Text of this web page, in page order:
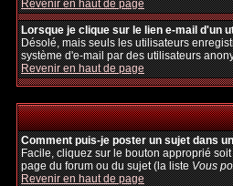
Revenir en haut de page
Lorsque je clique sur le lien e-mail d'un
Désolé, mais seuls les utilisateurs
système d'e-mail par des utilisateurs
Revenir en haut de page
Comment puis-je poster un sujet dans
Facile, cliquez sur le bouton approprié
page du forum ou du sujet (la listeVous
Revenir en haut de page